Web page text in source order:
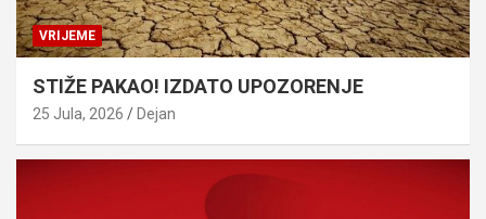
VRIJEME
STIŽE PAKAO! IZDATO UPOZORENJE
25 Jula, 2026 Dejan